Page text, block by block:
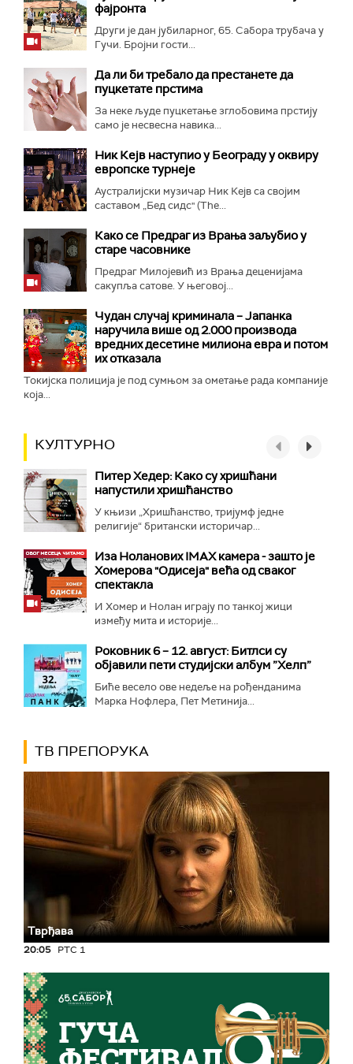
фајронта
Други је дан јубиларног, 65. Сабора трубача у
Гучи. Бројни гости...
Да ли би требало да престанете да
пуцкетате прстима
За неке људе пуцкетање зглобовима прстију
само је несвесна навика...
Ник Кејв наступио у Београду у оквиру
европске турнеје
Аустралијски музичар Ник Кејв са својим
саставом „Бед сидс" (The...
Како се Предраг из Врања заљубио у
старе часовнике
Предраг Милојевић из Врања деценијама
сакупља сатове. У његовој...
Чудан случај криминала – Јапанка
наручила више од 2.000 производа
вредних десетине милиона евра и потом
их отказала
Токијска полиција је под сумњом за ометање рада компаније
која...
КУЛТУРНО
Питер Хедер: Како су хришћани
напустили хришћанство
У књизи „Хришћанство, тријумф једне
религије“ британски историчар...
Иза Ноланових IMAX камера - зашто је
Хомерова "Одисеја" већа од сваког
спектакла
И Хомер и Нолан играју по танкој жици
између мита и историје...
Роковник 6 – 12. август: Битлси су
објавили пети студијски албум ”Хелп”
Биће весело ове недеље на рођенданима
Марка Нофлера, Пет Метинија...
ТВ ПРЕПОРУКА
Тврђава
20:05 РТС 1